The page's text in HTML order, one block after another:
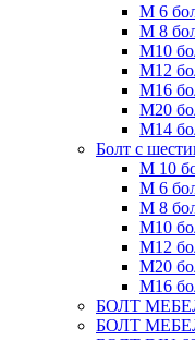
М 6
М 8
М10
М12
М16
М20
М14
Болт с
М 10
М 6
М 8
М10
М12
М20
М16
БОЛТ
БОЛТ